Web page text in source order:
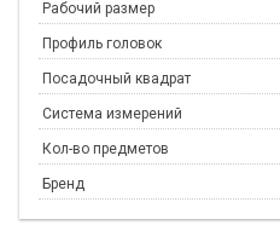
Рабочий размер
Профиль головок
Посадочный квадрат
Система измерений
Кол-во предметов
Бренд